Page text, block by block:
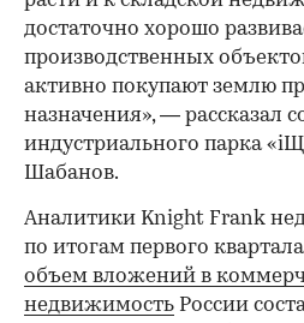
00:00 / 00:00
достаточно хорошо
производственных
активно покупают землю
назначения», — рассказал
индустриального парка
Шабанов.
Аналитики Knight Frank
по итогам первого
объем вложений в
недвижимость России